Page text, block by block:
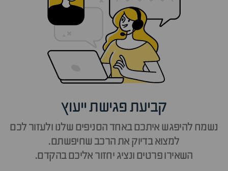
קביעת פגישת ייעוץ
נשמח להיפגש איתכם באחד הסניפים שלנו ולעזור לכם
למצוא בדיוק את הרכב שחיפשתם.
השאירו פרטים ונציג יחזור אליכם בהקדם.